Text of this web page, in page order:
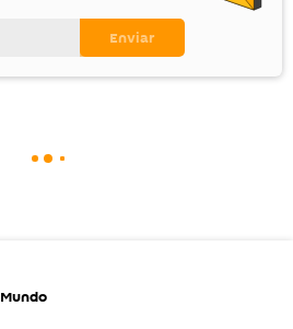
Mundo